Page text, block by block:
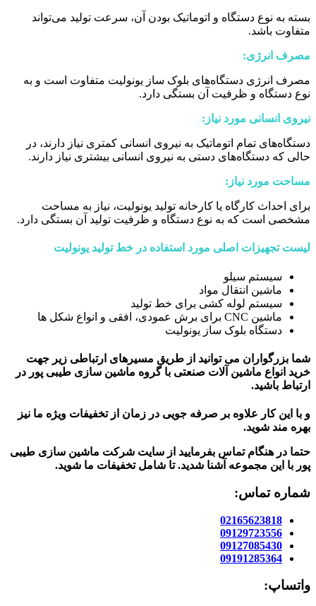
بسته به نوع دستگاه و اتوماتیک بودن آن، سرعت تولید می‌تواند
متفاوت باشد.
مصرف انرژی:
مصرف انرژی دستگاه‌های بلوک ساز یونولیت متفاوت است و به
نوع دستگاه و ظرفیت آن بستگی دارد.
نیروی انسانی مورد نیاز:
دستگاه‌های تمام اتوماتیک به نیروی انسانی کمتری نیاز دارند، در
حالی که دستگاه‌های دستی به نیروی انسانی بیشتری نیاز دارند.
مساحت مورد نیاز:
برای احداث کارگاه یا کارخانه تولید یونولیت، نیاز به مساحت
مشخصی است که به نوع دستگاه و ظرفیت تولید آن بستگی دارد.
لیست تجهیزات اصلی مورد استفاده در خط تولید یونولیت
سیستم سیلو
ماشین انتقال مواد
سیستم لوله کشی برای خط تولید
ماشین CNC برای برش عمودی، افقی و انواع شکل ها
دستگاه بلوک ساز یونولیت
شما بزرگواران می توانید از طریق مسیرهای ارتباطی زیر جهت
خرید انواع ماشین آلات صنعتی با گروه ماشین سازی طیبی پور در
ارتباط باشید.
و با این کار علاوه بر صرفه جویی در زمان از تخفیفات ویژه ما نیز
بهره مند شوید.
حتما در هنگام تماس بفرمایید از سایت شرکت ماشین سازی طیبی
پور با این مجموعه آشنا شدید. تا شامل تخفیفات ما شوید.
شماره تماس:
02165623818
09129723556
09127085430
09191285364
واتساپ: